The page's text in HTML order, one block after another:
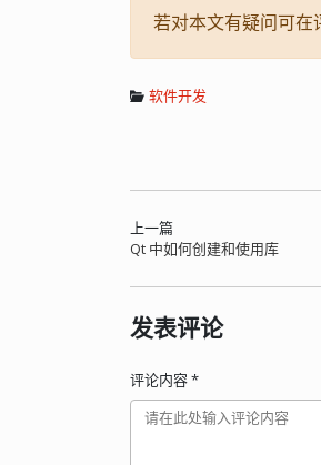
若对本文有疑问可在
软件开发
上一篇
Qt 中如何创建和使用库
发表评论
评论内容*